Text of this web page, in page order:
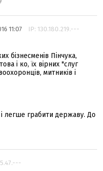
11:07 IP: 130.180.219.---
бізнесменів Пінчука,
і ко, їх вірних "слуг
митників і
легше грабити державу. До